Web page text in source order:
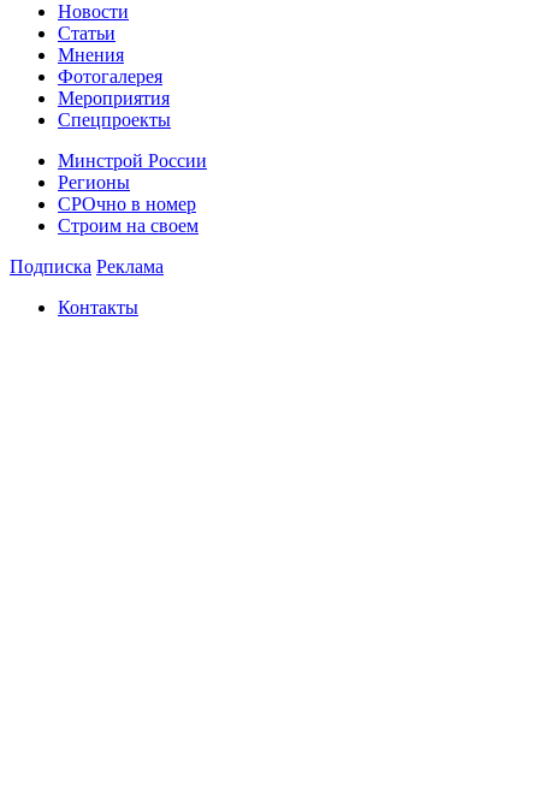
Новости
Статьи
Мнения
Фотогалерея
Мероприятия
Спецпроекты
Минстрой России
Регионы
СРОчно в номер
Строим на своем
Подписка Реклама
Контакты